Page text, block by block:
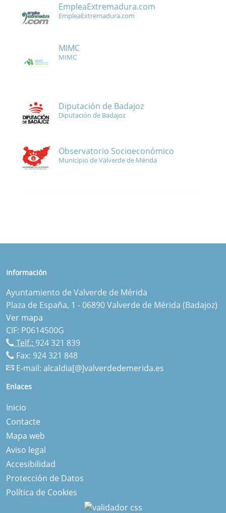
EmpleaExtremadura.com
EmpleaExtremadura.com
MIMC
MIMC
Diputación de Badajoz
Diputación de Badajoz
Observatorio Socioeconómico
Municipio de Valverde de Mérida
Información
Ayuntamiento de Valverde de Mérida
Plaza de España, 1 - 06890 Valverde de Mérida (Badajoz)
Ver mapa
CIF: P0614500G
Telf.: 924 321 839
Fax: 924 321 848
E-mail: alcaldia[@]valverdedemerida.es
Enlaces
Inicio
Contacte
Mapa web
Aviso legal
Accesibilidad
Protección de Datos
Política de Cookies